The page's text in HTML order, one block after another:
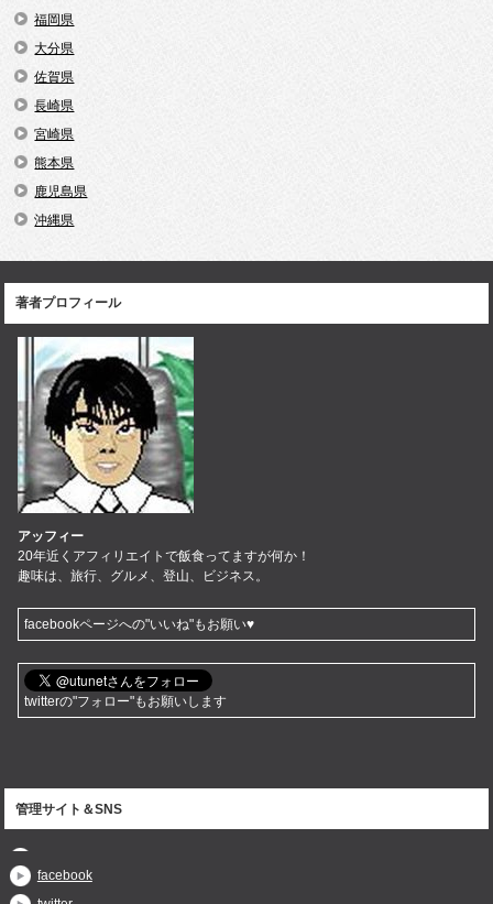
福岡県
大分県
佐賀県
長崎県
宮崎県
熊本県
鹿児島県
沖縄県
著者プロフィール
アッフィー
20年近くアフィリエイトで飯食ってますが何か！
趣味は、旅行、グルメ、登山、ビジネス。
facebookページへの"いいね"もお願い♥
twitterの"フォロー"もお願いします
管理サイト＆SNS
facebook